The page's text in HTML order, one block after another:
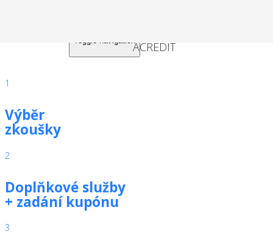
Toggle navigation
1
Výběr
zkoušky
2
Doplňkové služby
+ zadání kupónu
3